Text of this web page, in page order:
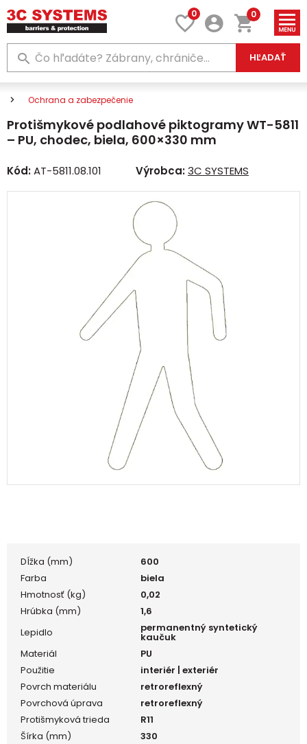
0
HĽADAŤ
0
Ochrana a zabezpečenie
Protišmykové podlahové piktogramy WT-5811
– PU, chodec, biela, 600×330 mm
Kód:AT-5811.08.101 Výrobca:3C SYSTEMS
Dĺžka (mm)
600
Farba
biela
Hmotnosť (kg)
0,02
Hrúbka (mm)
1,6
Lepidlo
permanentný syntetický
kaučuk
Materiál
PU
Použitie
interiér | exteriér
Povrch materiálu
retroreflexný
Povrchová úprava
retroreflexný
Protišmyková trieda
R11
Šírka (mm)
330